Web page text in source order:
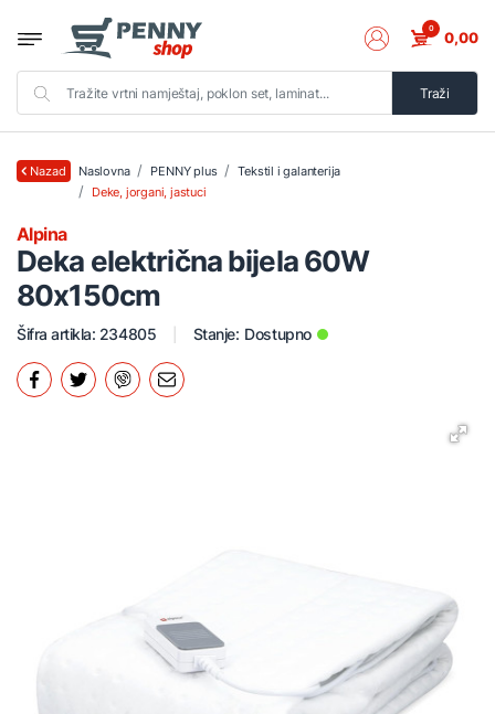
Traži
0 0,00
Nazad Naslovna PENNY plus
Tekstil i galanterija
Deke, jorgani, jastuci
Deka električna bijela 60W
80x150cm
Alpina
Šifra artikla: 234805 Stanje: Dostupno